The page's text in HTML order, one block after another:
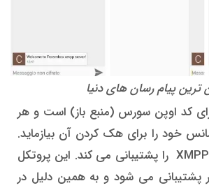
ترین پیام رسان های دنیا
کد اوپن سورس (منبع باز) است و هر
خود را برای هک کردن آن بیازماید.
این برنامه پروتکل XMPP را پشتیبانی می کند. این پروتکل
پشتیبانی می شود و به همین دلیل در